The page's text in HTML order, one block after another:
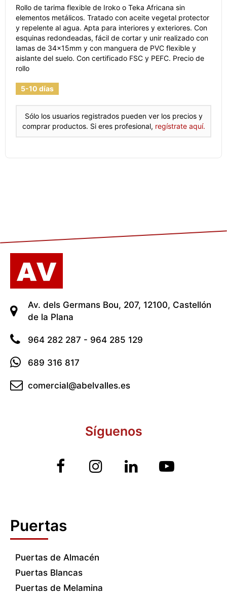
Rollo de tarima flexible de Iroko o Teka Africana sin
elementos metálicos. Tratado con aceite vegetal protector
y repelente al agua. Apta para interiores y exteriores. Con
esquinas redondeadas, fácil de cortar y unir realizado con
lamas de 34x15mm y con manguera de PVC flexible y
aislante del suelo. Con certificado FSC y PEFC. Precio de
rollo
5-10 días
Sólo los usuarios registrados pueden ver los precios y
comprar productos. Si eres profesional, regístrate aquí.
Av. dels Germans Bou, 207, 12100, Castellón
de la Plana
964 282 287 - 964 285 129
689 316 817
comercial@abelvalles.es
Síguenos
Puertas
Puertas de Almacén
Puertas Blancas
Puertas de Melamina